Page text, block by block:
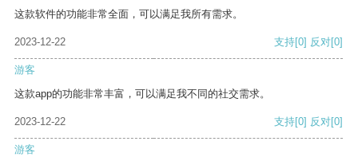
这款软件的功能非常全面，可以满足我所有需求。
2023-12-22 支持[0] 反对[0]
游客
这款app的功能非常丰富，可以满足我不同的社交需求。
2023-12-22 支持[0] 反对[0]
游客